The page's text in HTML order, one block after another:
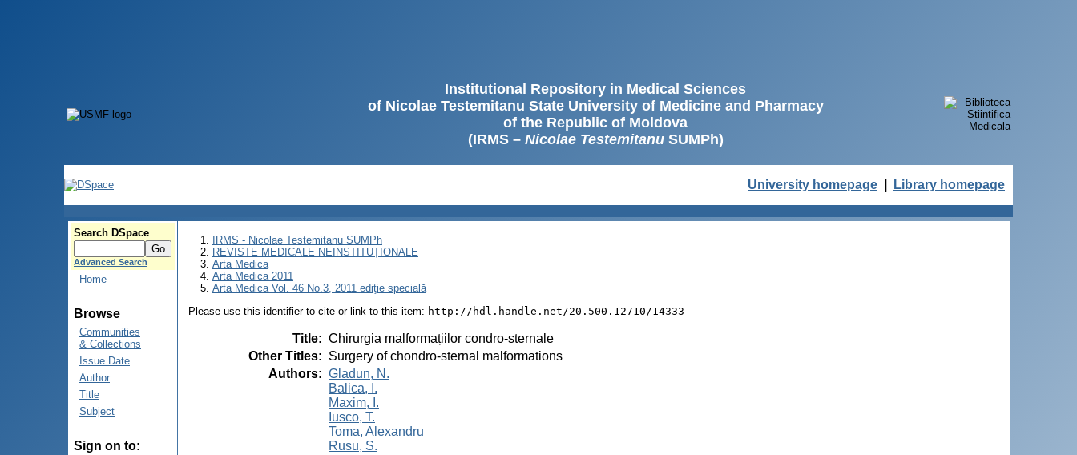
Institutional Repository in Medical Sciences
of Nicolae Testemitanu State University of Medicine and Pharmacy
of the Republic of Moldova
(IRMS – Nicolae TestemitanuSUMPh)
University homepage Library homepage
Search DSpace
Advanced Search
Home
Browse
Communities
& Collections
Issue Date
Author
Title
Subject
Sign on to:
IRMS - Nicolae Testemitanu SUMPh
REVISTE MEDICALE NEINSTITUȚIONALE
Arta Medica
Arta Medica 2011
Arta Medica Vol. 46 No.3, 2011 ediţie specială
Please use this identifier to cite or link to this item: http://hdl.handle.net/20.500.12710/14333
Title: Chirurgia malformațiilor condro-sternale
Other Titles: Surgery of chondro-sternal malformations
Authors: Gladun, N.
Balica, I.
Maxim, I.
Iusco, T.
Toma, Alexandru
Rusu, S.